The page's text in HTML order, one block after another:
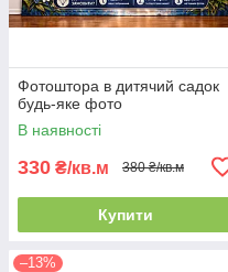
Фотоштора в дитячий садок
будь-яке фото
В наявності
330 ₴/кв.м 380 ₴/кв.м
Купити
–13%